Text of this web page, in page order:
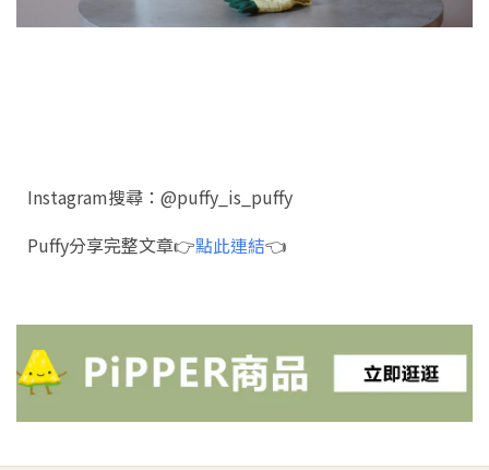
Instagram搜尋：@puffy_is_puffy
Puffy分享完整文章👉點此連結👈